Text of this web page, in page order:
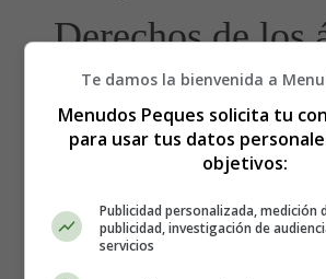
Derechos de los
- Manifiesto
Te damos la bienvenida a
Menudos Peques solicita tu
para usar tus datos
objetivos:
Publicidad personalizada, medición
publicidad, investigación de
servicios